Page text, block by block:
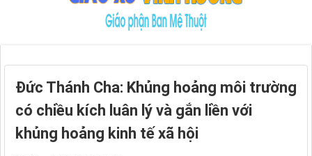
Đức Thánh Cha: Khủng hoảng môi trường
có chiều kích luân lý và gắn liền với
khủng hoảng kinh tế xã hội